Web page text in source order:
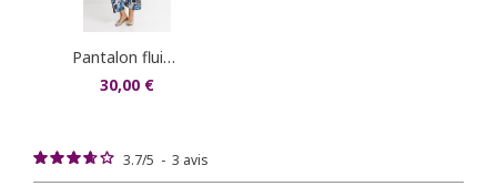
pantalon fluide large imprimé
30,00 €
3.7/5 - 3 avis